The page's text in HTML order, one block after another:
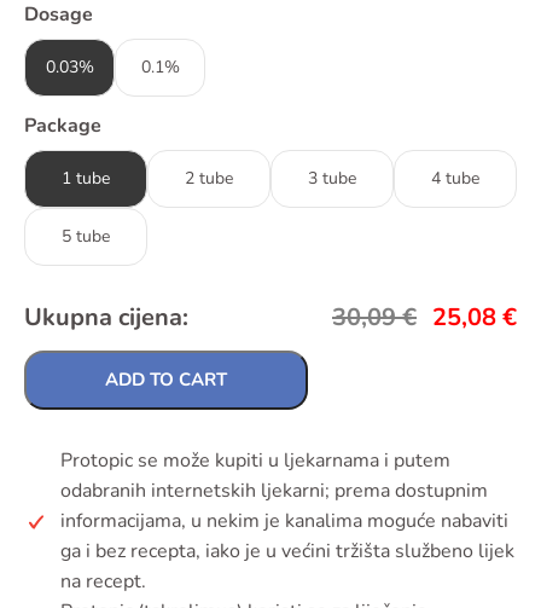
Dosage
0.03% 0.1%
Package
1 tube 2 tube 3 tube 4 tube
5 tube
Ukupna cijena: 30,09€ 25,08€
ADD TO CART
Protopic se može kupiti u ljekarnama i putem
odabranih internetskih ljekarni; prema dostupnim
informacijama, u nekim je kanalima moguće nabaviti
ga i bez recepta, iako je u većini tržišta službeno lijek
na recept.